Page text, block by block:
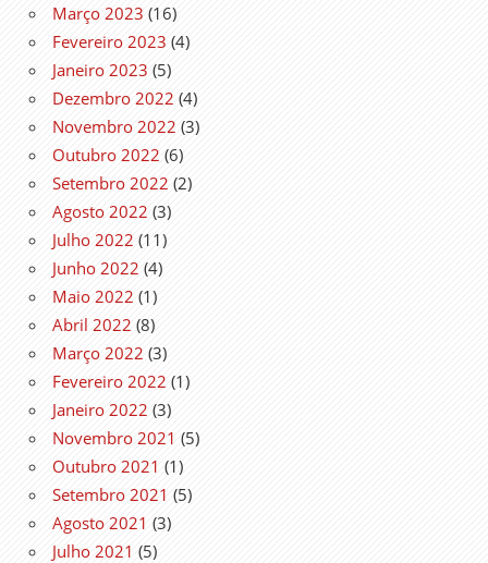
Março 2023 (16)
Fevereiro 2023 (4)
Janeiro 2023 (5)
Dezembro 2022 (4)
Novembro 2022 (3)
Outubro 2022 (6)
Setembro 2022 (2)
Agosto 2022 (3)
Julho 2022 (11)
Junho 2022 (4)
Maio 2022 (1)
Abril 2022 (8)
Março 2022 (3)
Fevereiro 2022 (1)
Janeiro 2022 (3)
Novembro 2021 (5)
Outubro 2021 (1)
Setembro 2021 (5)
Agosto 2021 (3)
Julho 2021 (5)